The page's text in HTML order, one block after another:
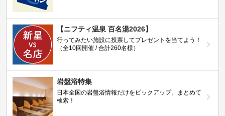
【ニフティ温泉 百名湯2026】
行ってみたい施設に投票してプレゼントを当てよう！
（全10回開催 / 合計260名様）
岩盤浴特集
日本全国の岩盤浴情報だけをピックアップ。まとめて
検索！